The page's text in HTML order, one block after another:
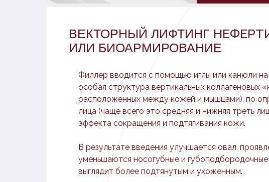
При
Филлер вводится с помощью иглы или канюли
особая структура вертикальных коллагеновых
расположенных между кожей и мышцами), по
лица (чаще всего это средняя и нижняя треть
эффекта сокращения и подтягивания кожи.
В результате введения улучшается овал,
уменьшаются носогубные и губоподбородочные
выглядит более подтянутым и ухоженным.
ВЕКТОРНЫЙ ЛИФТИНГ
ИЛИ БИОАРМИРОВАНИЕ